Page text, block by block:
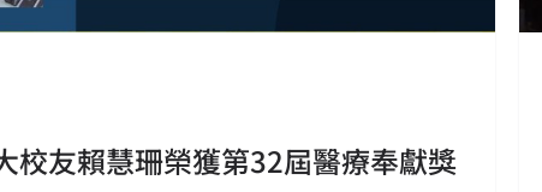
校友賴慧珊榮獲第32屆醫療奉獻獎